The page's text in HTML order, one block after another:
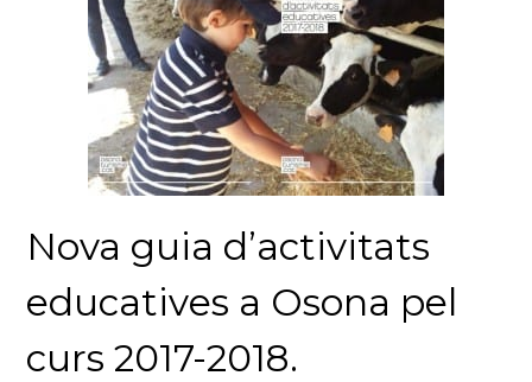
Nova guia d’activitats
educatives a Osona pel
curs 2017-2018.